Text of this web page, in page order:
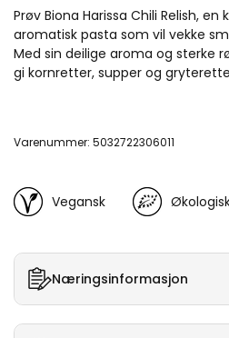
Prøv Biona Harissa Chili Relish,
aromatisk pasta som vil vekke
Med sin deilige aroma og sterke
gi kornretter, supper og
Varenummer: 5032722306011
Vegansk
Næringsinformasjon